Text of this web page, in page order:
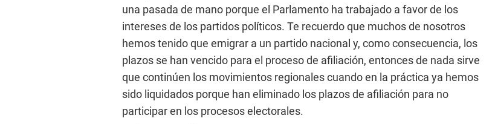
una pasada de mano porque el Parlamento ha trabajado a favor de los
intereses de los partidos políticos. Te recuerdo que muchos de nosotros
hemos tenido que emigrar a un partido nacional y, como consecuencia, los
plazos se han vencido para el proceso de afiliación, entonces de nada sirve
que continúen los movimientos regionales cuando en la práctica ya hemos
sido liquidados porque han eliminado los plazos de afiliación para no
participar en los procesos electorales.